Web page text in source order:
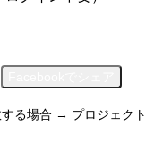
する場合 → プロジェクト